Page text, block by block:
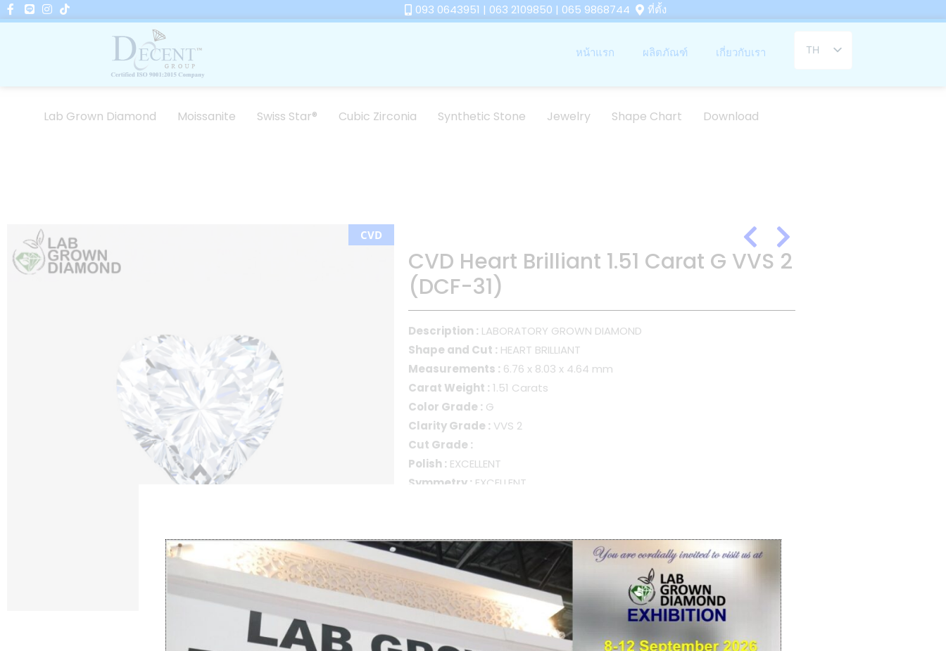
Skip
093 0643951 | 063 2109850 | 065 9868744 ที่ตั้ง
หน้าแรก ผลิตภัณฑ์ เกี่ยวกับเรา
TH
Lab Grown Diamond Moissanite Swiss Star® Cubic Zirconia Synthetic Stone Jewelry Shape Chart Download
CVD
CVD Heart Brilliant 1.51 Carat G VVS 2
(DCF-31)
Description : LABORATORY GROWN DIAMOND
Shape and Cut : HEART BRILLIANT
Measurements : 6.76 x 8.03 x 4.64 mm
Carat Weight : 1.51 Carats
Color Grade : G
Clarity Grade : VVS 2
Cut Grade :
Polish : EXCELLENT
Symmetry : EXCELLENT
Call For Price
SUGGEST PRICE
รหัสสินค้า: CVD.151.GVVS2_LG642450189 DCF-31 หมวดหมู่: Heart
ป้ายกำกับ: Lab Grown Diamond